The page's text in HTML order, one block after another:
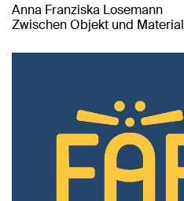
Anna Franziska Losemann
Zwischen Objekt und Material